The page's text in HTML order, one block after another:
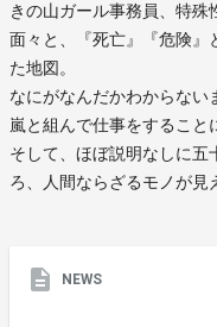
きの山ガール事務員、特
面々と、『死亡』『危険』
た地図。
なにがなんだかわからない
嵐と組んで仕事をすること
そして、ほぼ説明なしに五
ろ、人間ならざるモノが見
NEWS